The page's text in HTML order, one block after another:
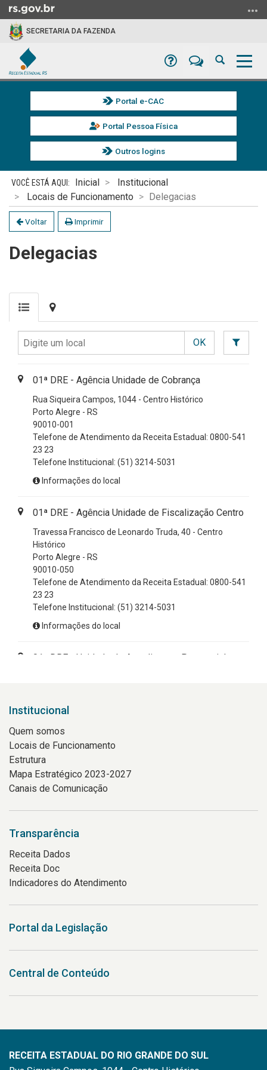
para
conteúdo
para
SECRETARIA DA FAZENDA
Abrir
Suporte
Dúvidas
Portal e-CAC
Portal Pessoa Física
Outros logins
Início
conteúdo
Inicial
Institucional
Locais de Funcionamento
Delegacias
Voltar Imprimir
Delegacias
Digite
um
OK
01ª DRE - Agência Unidade de Cobrança
Rua Siqueira Campos, 1044 - Centro Histórico
Porto Alegre - RS
90010-001
Telefone de Atendimento da Receita Estadual: 0800-541
23 23
Telefone Institucional: (51) 3214-5031
Informações do local
01ª DRE - Agência Unidade de Fiscalização Centro
Travessa Francisco de Leonardo Truda, 40 - Centro
Histórico
Porto Alegre - RS
90010-050
Telefone de Atendimento da Receita Estadual: 0800-541
23 23
Telefone Institucional: (51) 3214-5031
Informações do local
01ª DRE - Unidade de Atendimento Presencial
Telefone Institucional:
Horário: das 13h30 às 17h de segunda a sexta-feira
Telefone de Atendimento da Receita Estadual: 0800-541
às 14h aos sábados
Informações do local
Rua Adolfo Inácio de Barcelos, 1003 - Centro
94035-360
Telefone Institucional:
02ª DRE - Delegacia de Canoas
92020-342
Telefone Institucional:
Informações do local
03ª DRE - Agência de Bento Gonçalves
Rua Vitória, 191
Institucional
Quem somos
Locais de Funcionamento
Estrutura
Mapa Estratégico 2023-2027
Canais de Comunicação
Transparência
Receita Dados
Receita Doc
Indicadores do Atendimento
Portal da Legislação
Central de Conteúdo
RECEITA ESTADUAL DO RIO GRANDE DO SUL